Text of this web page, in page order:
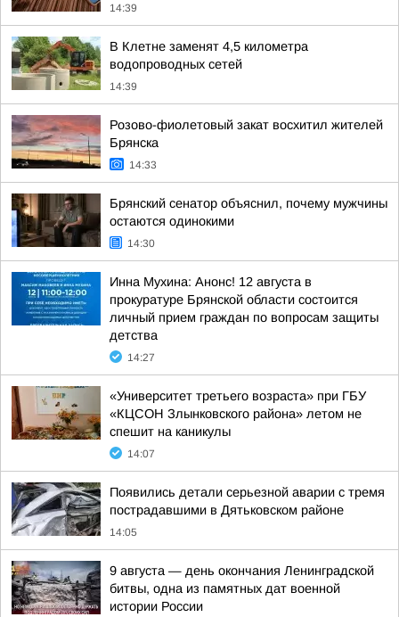
14:39
В Клетне заменят 4,5 километра
водопроводных сетей
14:39
Розово-фиолетовый закат восхитил жителей
Брянска
14:33
Брянский сенатор объяснил, почему мужчины
остаются одинокими
14:30
Инна Мухина: Анонс! 12 августа в
прокуратуре Брянской области состоится
личный прием граждан по вопросам защиты
детства
14:27
«Университет третьего возраста» при ГБУ
«КЦСОН Злынковского района» летом не
спешит на каникулы
14:07
Появились детали серьезной аварии с тремя
пострадавшими в Дятьковском районе
14:05
9 августа — день окончания Ленинградской
битвы, одна из памятных дат военной
истории России